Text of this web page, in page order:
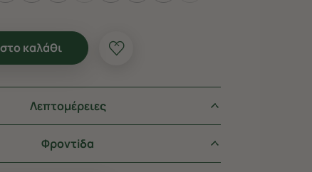
καλάθι
Λεπτομέρειες
Φροντiδα